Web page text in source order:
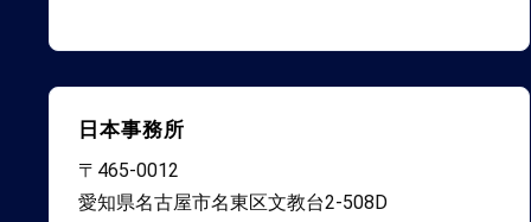
日本事務所
〒465-0012
愛知県名古屋市名東区文教台2-508D